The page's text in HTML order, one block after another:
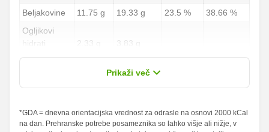
Beljakovine 11.75 g 19.33 g 23.5 %
38.66 %
Ogljikovi
hidrati
2.33 g 3.83 g
2.5 g
0.86 % 1.42 %
od teh
25.52 g 42 g 36.46 % 60 %
Prikaži več
*GDA = dnevna orientacijska vrednost za odrasle na osnovi 2000 kCal
na dan. Prehranske potrebe posameznika so lahko višje ali nižje, v